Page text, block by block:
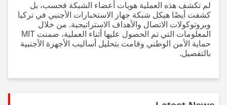
لم تكشف هذه العملية هويات أعضاء الشبكة فحسب، بل
كشفت أيضًا هيكل شبكة جهاز الاستخبارات الأجنبي في تركيا
وبروتوكولات الاتصال والأهداف الاستراتيجية. من خلال
المعلومات التي تم الحصول عليها أثناء العملية، ضمنت MIT
حماية الأمن الوطني وقامت بتحليل أساليب الأجهزة الأجنبية
بالتفصيل.